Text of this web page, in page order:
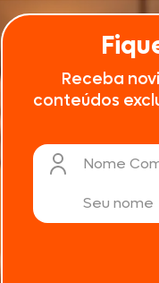
Receba
conteúdos
Nome